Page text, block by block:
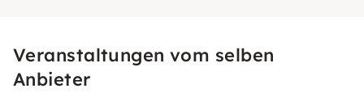
Veranstaltungen vom selben
Anbieter